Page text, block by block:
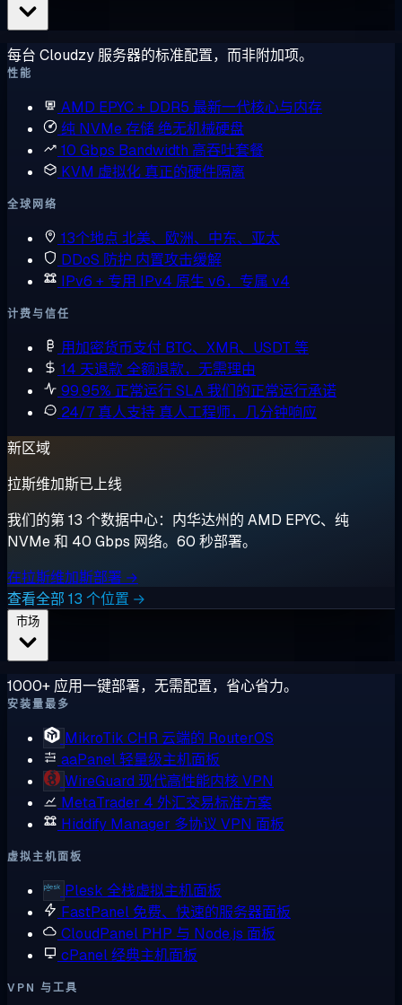
每台 Cloudzy 服务器的标准配置，而非附加项。
性能
AMD EPYC + DDR5 最新一代核心与内存
纯 NVMe 存储绝无机械硬盘
10 Gbps Bandwidth 高吞吐套餐
KVM 虚拟化 真正的硬件隔离
全球网络
13个地点 北美、欧洲、中东、亚太
DDoS 防护 内置攻击缓解
IPv6 + 专用 IPv4 原生 v6，专属 v4
计费与信任
用加密货币支付 BTC、XMR、USDT 等
14 天退款全额退款，无需理由
99.95% 正常运行 SLA我们的正常运行承诺
24/7 真人支持 真人工程师，几分钟响应
新区域
拉斯维加斯已上线
我们的第 13 个数据中心：内华达州的 AMD EPYC、纯
NVMe 和 40 Gbps 网络。60 秒部署。
在拉斯维加斯部署 →
查看全部 13 个位置 →
1000+ 应用一键部署，无需配置，省心省力。
安装量最多
MikroTik CHR 云端的 RouterOS
aaPanel轻量级主机面板
WireGuard 现代高性能内核 VPN
MetaTrader 4 外汇交易标准方案
Hiddify Manager 多协议 VPN 面板
虚拟主机面板
Plesk 全栈虚拟主机面板
FastPanel 免费、快速的服务器面板
CloudPanel PHP 与 Node.js 面板
cPanel经典主机面板
VPN 与工具